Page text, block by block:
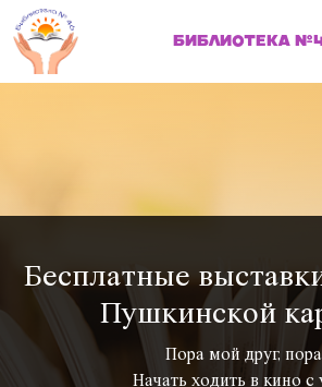
БИБЛИОТЕКА
Бесплатные
Пушкинской
Пора мой друг, пора
Начать ходить в кино с